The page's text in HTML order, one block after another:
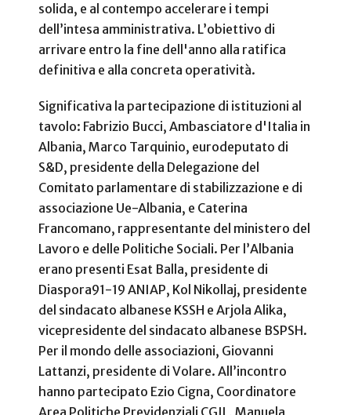
solida, e al contempo accelerare i tempi
dell’intesa amministrativa. L’obiettivo di
arrivare entro la fine dell'anno alla ratifica
definitiva e alla concreta operatività.
Significativa la partecipazione di istituzioni al
tavolo: Fabrizio Bucci, Ambasciatore d'Italia in
Albania, Marco Tarquinio, eurodeputato di
S&D, presidente della Delegazione del
Comitato parlamentare di stabilizzazione e di
associazione Ue-Albania, e Caterina
Francomano, rappresentante del ministero del
Lavoro e delle Politiche Sociali. Per l’Albania
erano presenti Esat Balla, presidente di
Diaspora91-19 ANIAP, Kol Nikollaj, presidente
del sindacato albanese KSSH e Arjola Alika,
vicepresidente del sindacato albanese BSPSH.
Per il mondo delle associazioni, Giovanni
Lattanzi, presidente di Volare. All’incontro
hanno partecipato Ezio Cigna, Coordinatore
Area Politiche Previdenziali CGIL, Manuela